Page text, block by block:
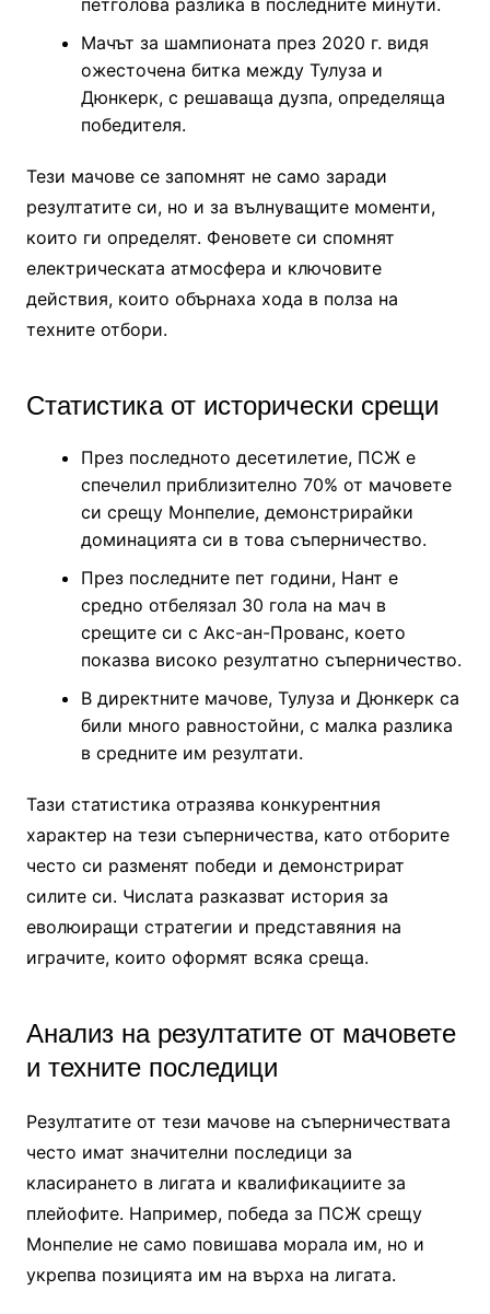
Мачът за шампионата през 2020 г. видя
ожесточена битка между Тулуза и
Дюнкерк, с решаваща дузпа, определяща
победителя.
Тези мачове се запомнят не само заради
резултатите си, но и за вълнуващите моменти,
които ги определят. Феновете си спомнят
електрическата атмосфера и ключовите
действия, които обърнаха хода в полза на
техните отбори.
Статистика от исторически срещи
През последното десетилетие, ПСЖ е
спечелил приблизително 70% от мачовете
си срещу Монпелие, демонстрирайки
доминацията си в това съперничество.
През последните пет години, Нант е
средно отбелязал 30 гола на мач в
срещите си с Акс-ан-Прованс, което
показва високо резултатно съперничество.
В директните мачове, Тулуза и Дюнкерк са
били много равностойни, с малка разлика
в средните им резултати.
Тази статистика отразява конкурентния
характер на тези съперничества, като отборите
често си разменят победи и демонстрират
силите си. Числата разказват история за
еволюиращи стратегии и представяния на
играчите, които оформят всяка среща.
Анализ на резултатите от мачовете
и техните последици
Резултатите от тези мачове на съперничествата
често имат значителни последици за
класирането в лигата и квалификациите за
плейофите. Например, победа за ПСЖ срещу
Монпелие не само повишава морала им, но и
укрепва позицията им на върха на лигата.